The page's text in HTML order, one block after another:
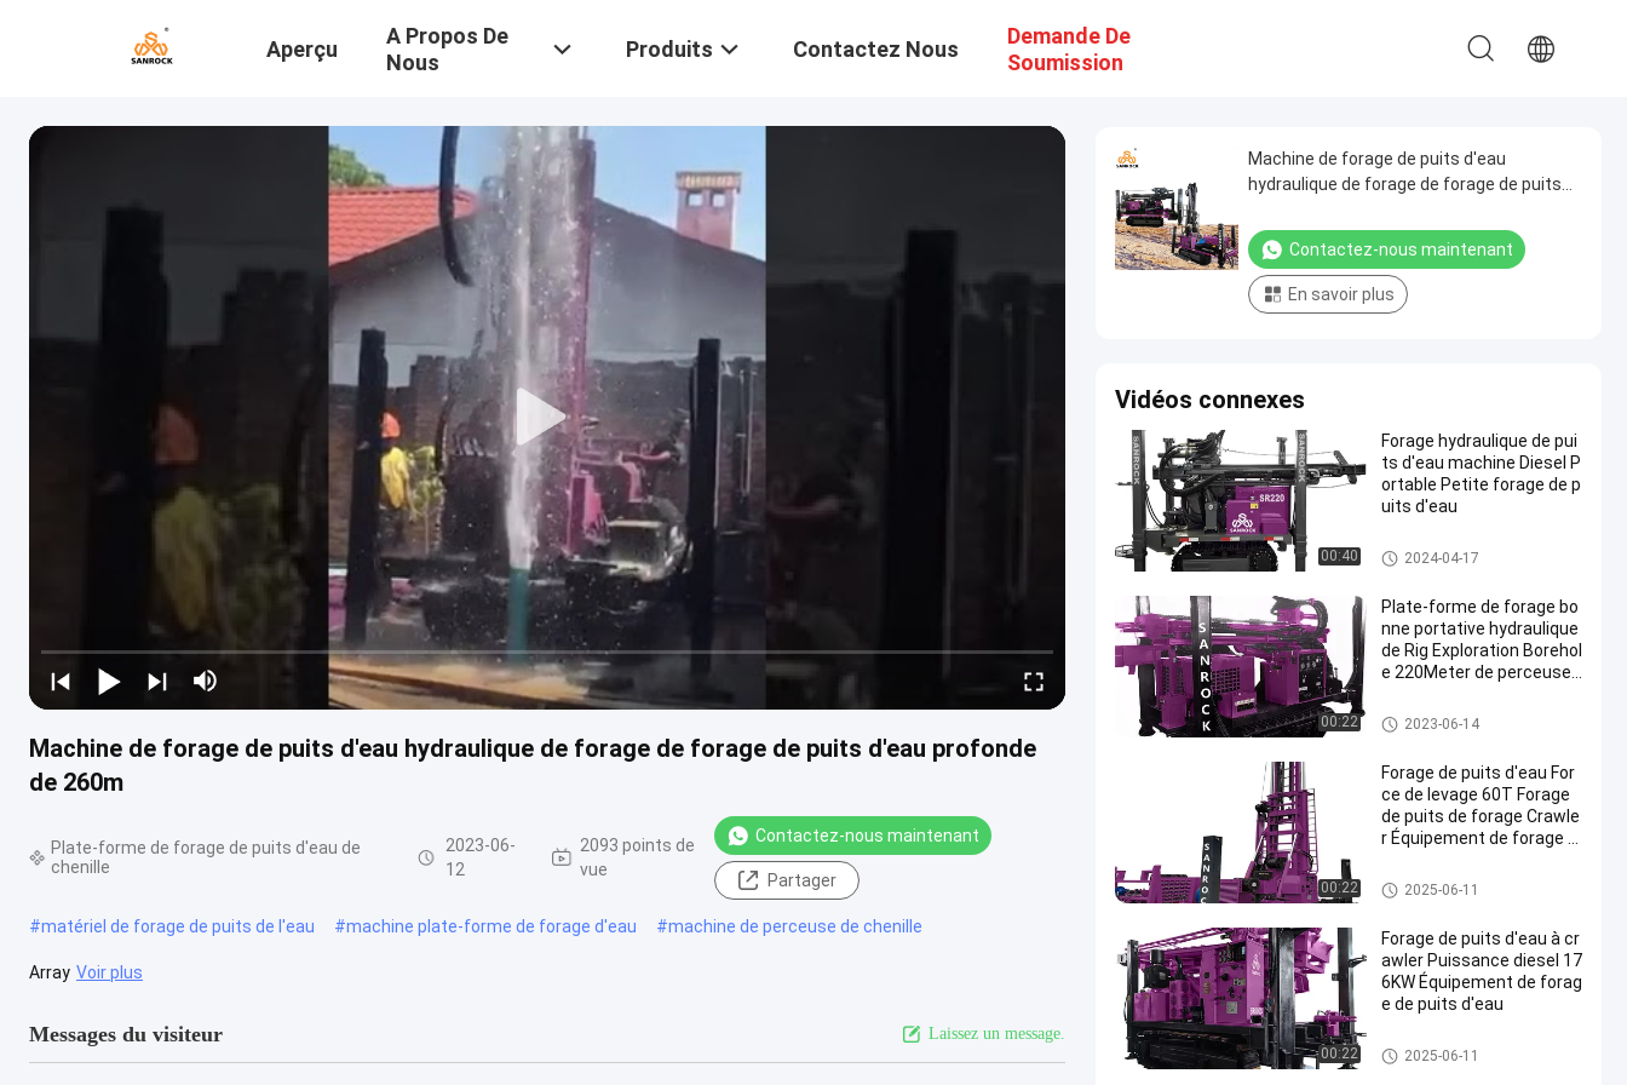
Aperçu
A Propos De
Nous
Produits Contactez Nous
Demande De
Soumission
Machine de forage de puits d'eau hydraulique de forage de forage de puits d'eau profonde
de 260m
Plate-forme de forage de puits d'eau de
chenille
2023-06-
12
2093 points de
vue
Contactez-nous maintenant
Partager
#matériel de forage de puits de l'eau #machine plate-forme de forage d'eau #machine de perceuse de chenille
Array Voir plus
Messages du visiteur Laissez un message.
Machine de forage de puits d'eau
hydraulique de forage de forage de puits
Contactez-nous maintenant
En savoir plus
Vidéos connexes
00:40
Forage hydraulique de pui
ts d'eau machine Diesel P
ortable Petite forage de p
uits d'eau
Plate-forme de forage de puits
d'eau de chenille
2024-04-17
00:22
Plate-forme de forage bo
nne portative hydraulique
de Rig Exploration Borehol
e 220Meter de perceuse
Plate-forme de forage de puits
d'eau de chenille
2023-06-14
00:22
Forage de puits d'eau For
ce de levage 60T Forage
de puits de forage Crawle
r Équipement de forage d
Plate-forme de forage de puits
d'eau de chenille
2025-06-11
00:22
Forage de puits d'eau à cr
awler Puissance diesel 17
6KW Équipement de forag
e de puits d'eau
Plate-forme de forage de puits
d'eau de chenille
2025-06-11